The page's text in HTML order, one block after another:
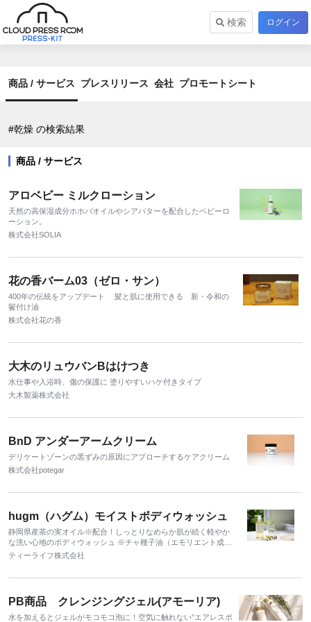
検索 ログイン
商品 / サービス プレスリリース 会社 プロモートシート
#乾燥 の検索結果
商品 / サービス
アロベビー ミルクローション
天然の高保湿成分ホホバオイルやシアバターを配合したベビーロ
ーション。
株式会社SOLIA
花の香バーム03（ゼロ・サン）
400年の伝統をアップデート 髪と肌に使用できる 新・令和の
鬢付け油
株式会社花の香
大木のリュウバンBはけつき
水仕事や入浴時、傷の保護に 塗りやすいハケ付きタイプ
大木製薬株式会社
BnD アンダーアームクリーム
デリケートゾーンの黒ずみの原因にアプローチするケアクリーム
株式会社potegar
hugm（ハグム）モイストボディウォッシュ
静岡県産茶の実オイル※配合！しっとりなめらか肌が続く軽やか
な洗い心地のボディウォッシュ ※チャ種子油（エモリエント成
分、整肌成分）
ティーライフ株式会社
PB商品 クレンジングジェル(アモーリア)
水を加えるとジェルがモコモコ泡に！空気に触れない”エアレスポ